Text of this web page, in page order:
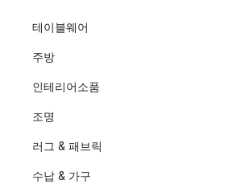
테이블웨어
주방
인테리어소품
조명
러그 & 패브릭
수납 & 가구